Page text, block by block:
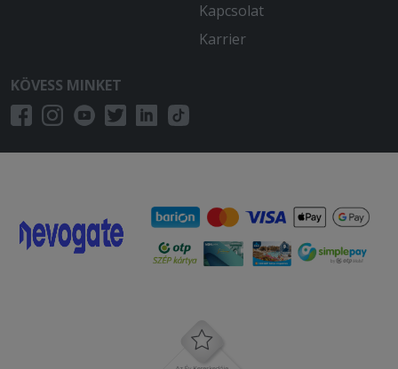
Kapcsolat
Karrier
KÖVESS MINKET